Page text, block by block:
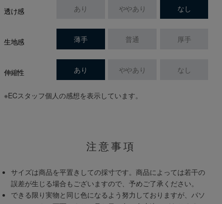
透け感 あり ややあり なし
生地感 薄手 普通 厚手
伸縮性 あり ややあり なし
※ECスタッフ個人の感想を表示しています。
注意事項
サイズは商品を平置きしての採寸です。商品によっては若干の
誤差が生じる場合もございますので、予めご了承ください。
できる限り実物と同じ色になるよう努力しておりますが、パソ